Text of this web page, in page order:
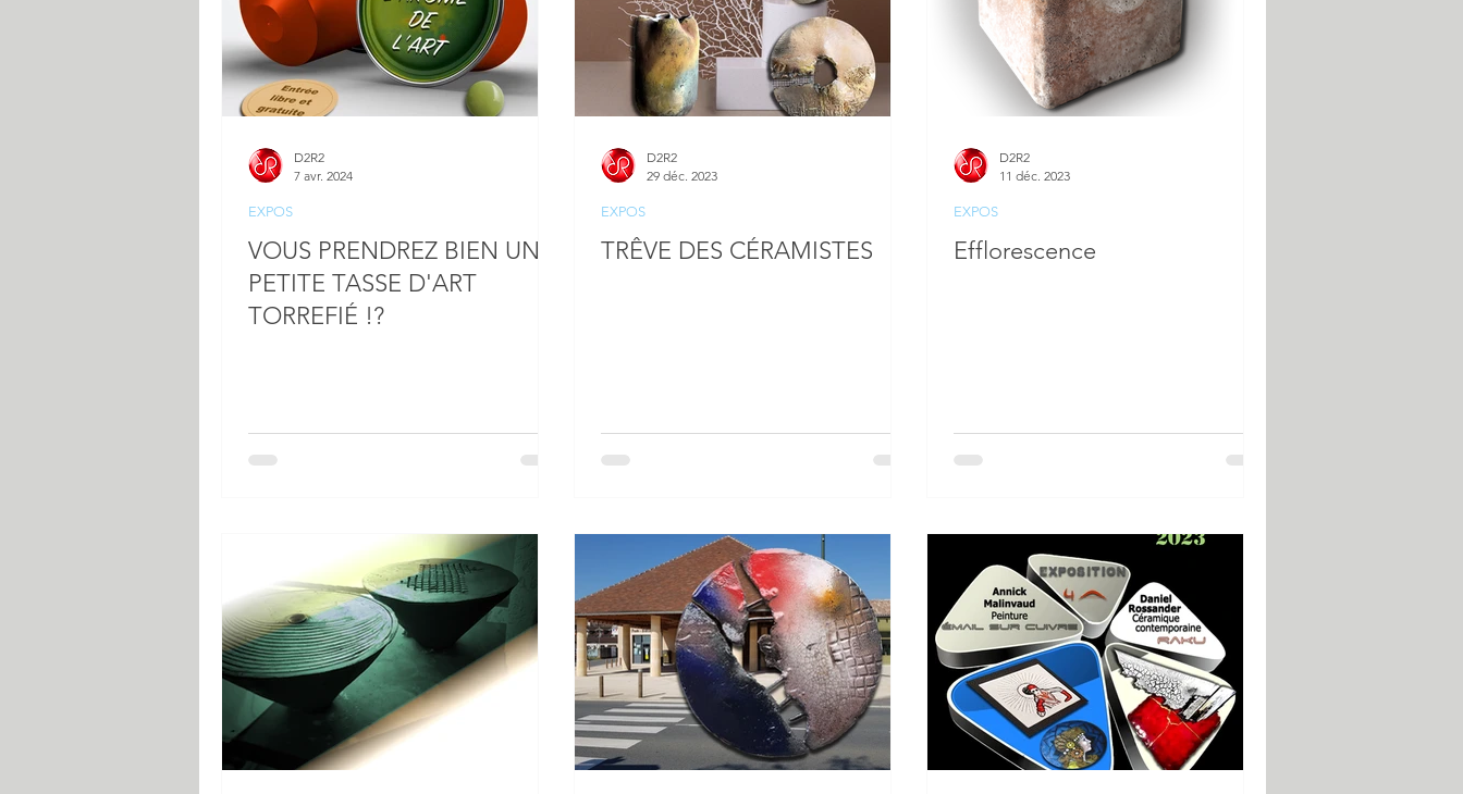
VOUS PRENDREZ BIEN UNE
PETITE TASSE D'ART
TORREFIÉ !?
EXPOS
D2R2
7 avr. 2024
TRÊVE DES CÉRAMISTES
EXPOS
D2R2
29 déc. 2023
Efflorescence
EXPOS
D2R2
11 déc. 2023